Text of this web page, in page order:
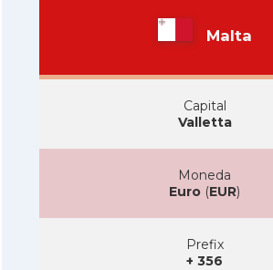
Malta
Capital
Valletta
Moneda
Euro (EUR)
Prefix
+ 356